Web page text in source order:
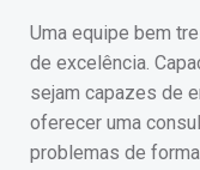
Uma equipe bem
de excelência.
sejam capazes de
oferecer uma
problemas de